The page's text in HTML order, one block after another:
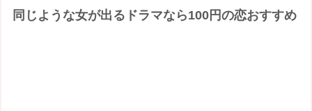
同じような女が出るドラマなら100円の恋おすすめ